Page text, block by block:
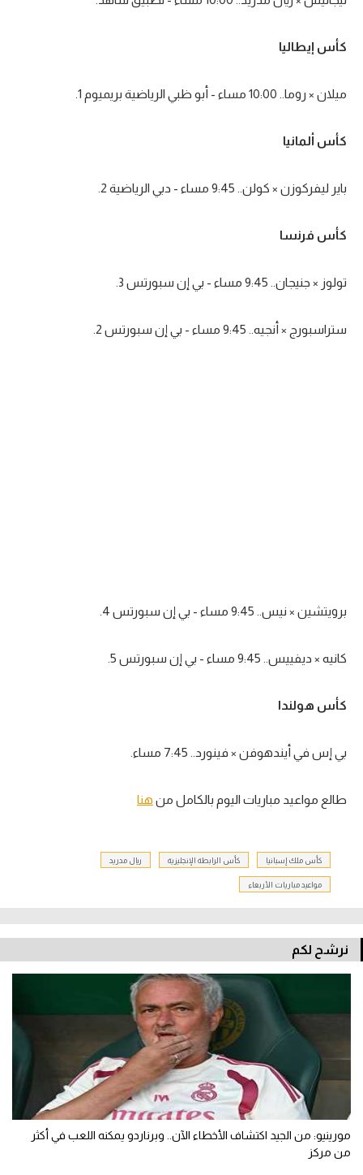
ميركاتو
تحقيق في الجول
تحليل في الجول
حكايات في الجول
كأس إيطاليا
ميلان × روما.. 10:00 مساء - أبو ظبي الرياضية بريميوم 1.
كأس ألمانيا
باير ليفركوزن × كولن.. 9:45 مساء - دبي الرياضية 2.
كأس فرنسا
تولوز × جنيجان.. 9:45 مساء - بي إن سبورتس 3.
ستراسبورج × أنجيه.. 9:45 مساء - بي إن سبورتس 2.
برويتشين × نيس.. 9:45 مساء - بي إن سبورتس 4.
كانيه × ديفييس.. 9:45 مساء - بي إن سبورتس 5.
كأس هولندا
بي إس في أيندهوفن × فينورد.. 7:45 مساء.
طالع مواعيد مباريات اليوم بالكامل من هنا
كأس ملك إسبانيا كأس الرابطة الإنجليزية ريال مدريد
مواعيد مباريات الأربعاء
نرشح لكم
مورينيو: من الجيد اكتشاف الأخطاء الآن.. وبرناردو يمكنه اللعب في أكثر
من مركز